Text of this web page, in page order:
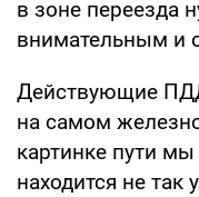
в зоне переезда
внимательным и
Действующие
на самом
картинке пути
находится не